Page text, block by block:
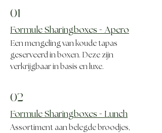
01
Formule Sharingboxes - Apero
Een mengeling van koude tapas
geserveerd in boxen. Deze zijn
verkrijgbaar in basis en luxe.
02
Formule Sharingboxes - Lunch
Assortiment aan belegde broodjes,